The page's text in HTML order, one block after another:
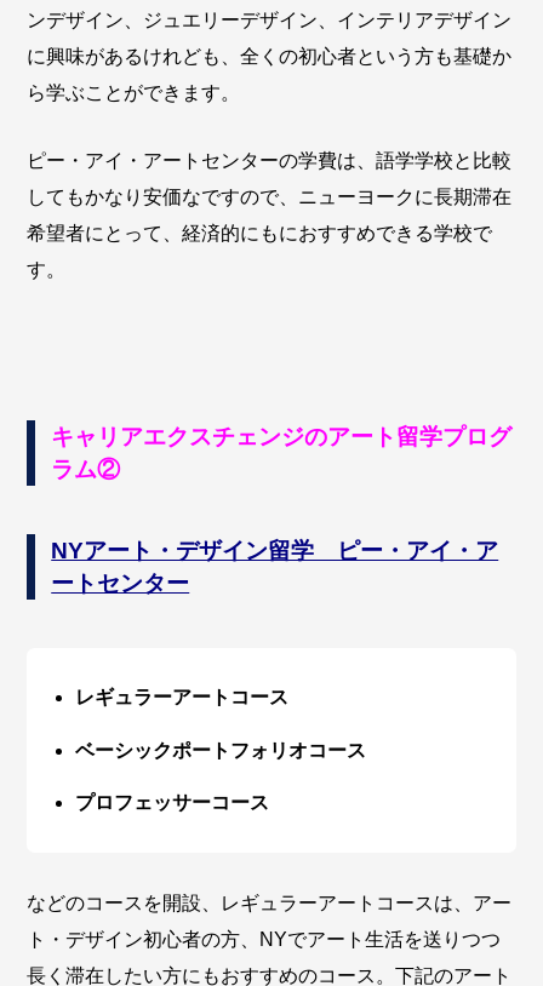
ンデザイン、ジュエリーデザイン、インテリアデザイン
に興味があるけれども、全くの初心者という方も基礎か
ら学ぶことができます。
ピー・アイ・アートセンターの学費は、語学学校と比較
してもかなり安価なですので、ニューヨークに長期滞在
希望者にとって、経済的にもにおすすめできる学校で
す。
キャリアエクスチェンジのアート留学プログ
ラム②
NYアート・デザイン留学 ピー・アイ・ア
ートセンター
レギュラーアートコース
ベーシックポートフォリオコース
プロフェッサーコース
などのコースを開設、レギュラーアートコースは、アー
ト・デザイン初心者の方、NYでアート生活を送りつつ
長く滞在したい方にもおすすめのコース。下記のアート